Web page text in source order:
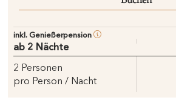
inkl. Genießerpension
ab 2 Nächte
2 Personen
pro Person / Nacht